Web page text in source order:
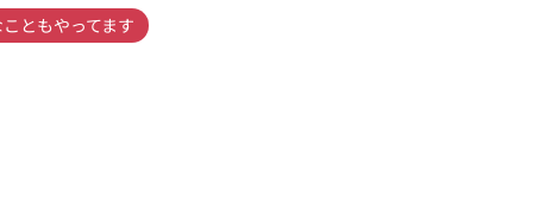
ともやってます